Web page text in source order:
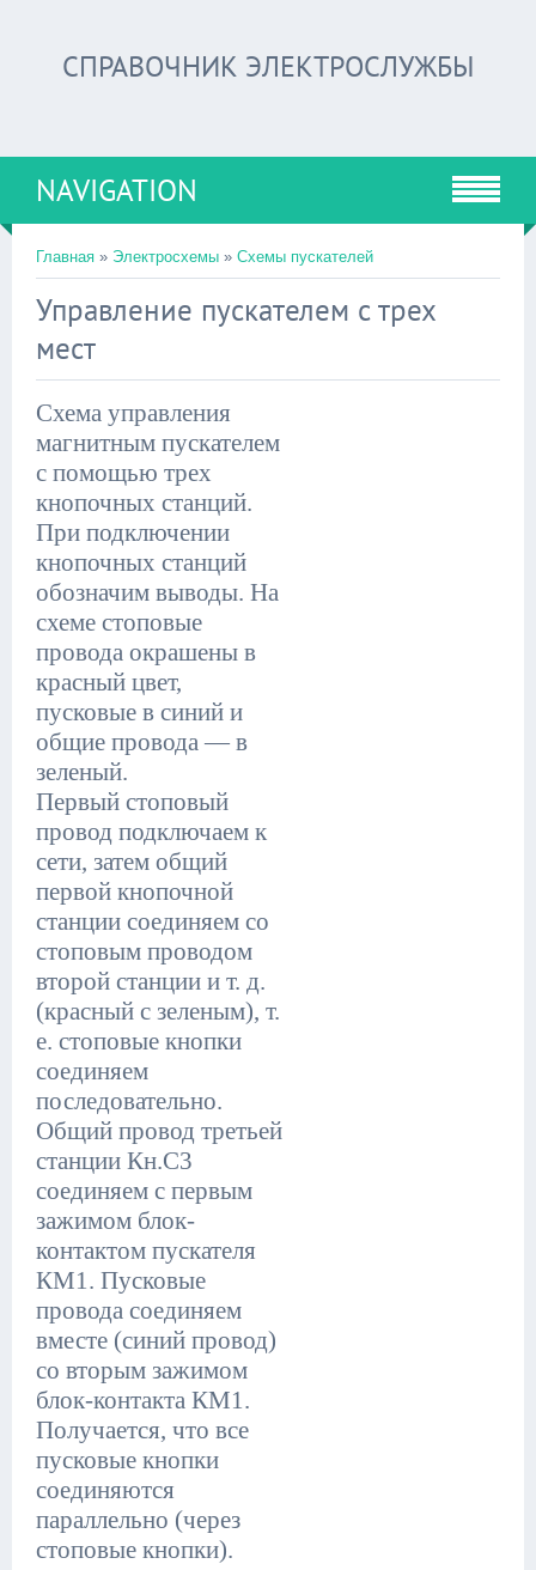
СПРАВОЧНИК ЭЛЕКТРОСЛУЖБЫ
NAVIGATION
Главная » Электросхемы » Схемы пускателей
Управление пускателем с трех
мест
Схема управления
магнитным пускателем
с помощью трех
кнопочных станций.
При подключении
кнопочных станций
обозначим выводы. На
схеме стоповые
провода окрашены в
красный цвет,
пусковые в синий и
общие провода — в
зеленый.
Первый стоповый
провод подключаем к
сети, затем общий
первой кнопочной
станции соединяем со
стоповым проводом
второй станции и т. д.
(красный с зеленым), т.
е. стоповые кнопки
соединяем
последовательно.
Общий провод третьей
станции Кн.С3
соединяем с первым
зажимом блок-
контактом пускателя
КМ1. Пусковые
провода соединяем
вместе (синий провод)
со вторым зажимом
блок-контакта КМ1.
Получается, что все
пусковые кнопки
соединяются
параллельно (через
стоповые кнопки).